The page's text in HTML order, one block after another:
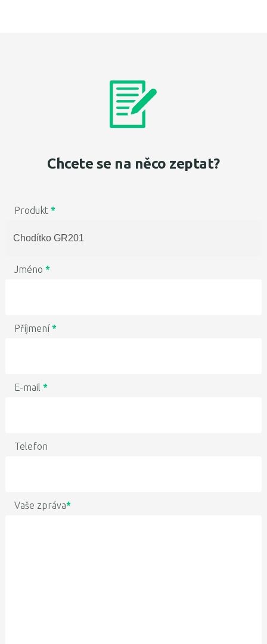
Chcete se na něco zeptat?
Produkt*
Jméno *
Příjmení*
E-mail *
Telefon
Vaše zpráva*